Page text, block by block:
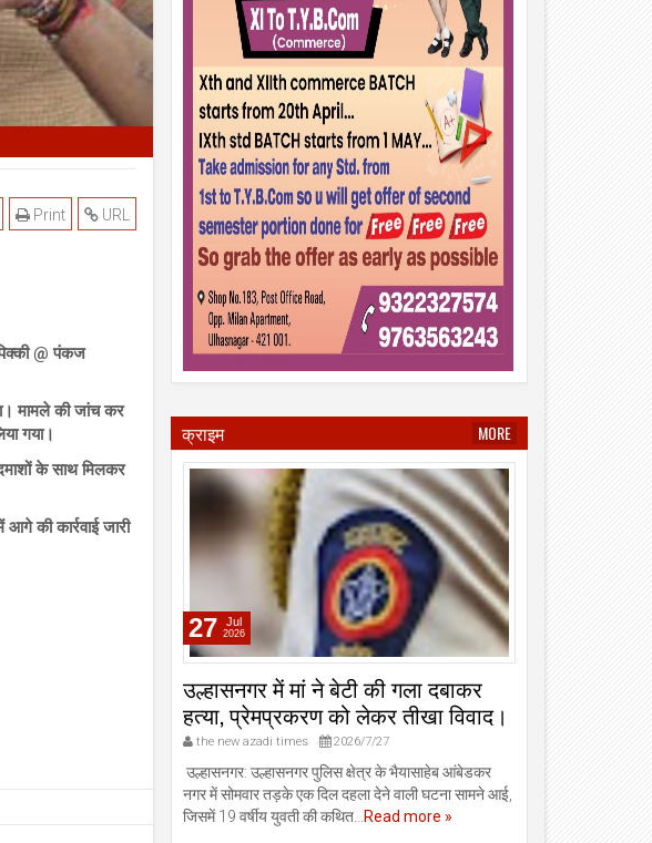
URL
Print
@ पंकज
मामले की जांच कर
गया।
के साथ मिलकर
की कार्रवाई जारी
क्राइम MORE
27 Jul
2026
उल्हासनगर में मां ने बेटी की गला दबाकर
हत्या, प्रेमप्रकरण को लेकर तीखा विवाद।
the new azadi times 2026/7/27
उल्हासनगर: उल्हासनगर पुलिस क्षेत्र के भैयासाहेब आंबेडकर
नगर में सोमवार तड़के एक दिल दहला देने वाली घटना सामने आई,
जिसमें 19 वर्षीय युवती की कथित...Read more »